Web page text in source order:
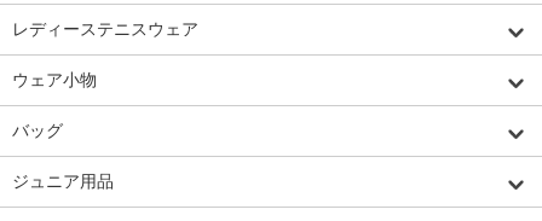
レディーステニスウェア
ウェア小物
バッグ
ジュニア用品